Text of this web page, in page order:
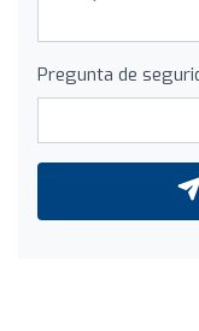
Pregunta de